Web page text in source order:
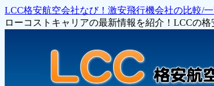
LCC格安航空会社なび！激安飛行機会社の比較/
ローコストキャリアの最新情報を紹介！LCCの